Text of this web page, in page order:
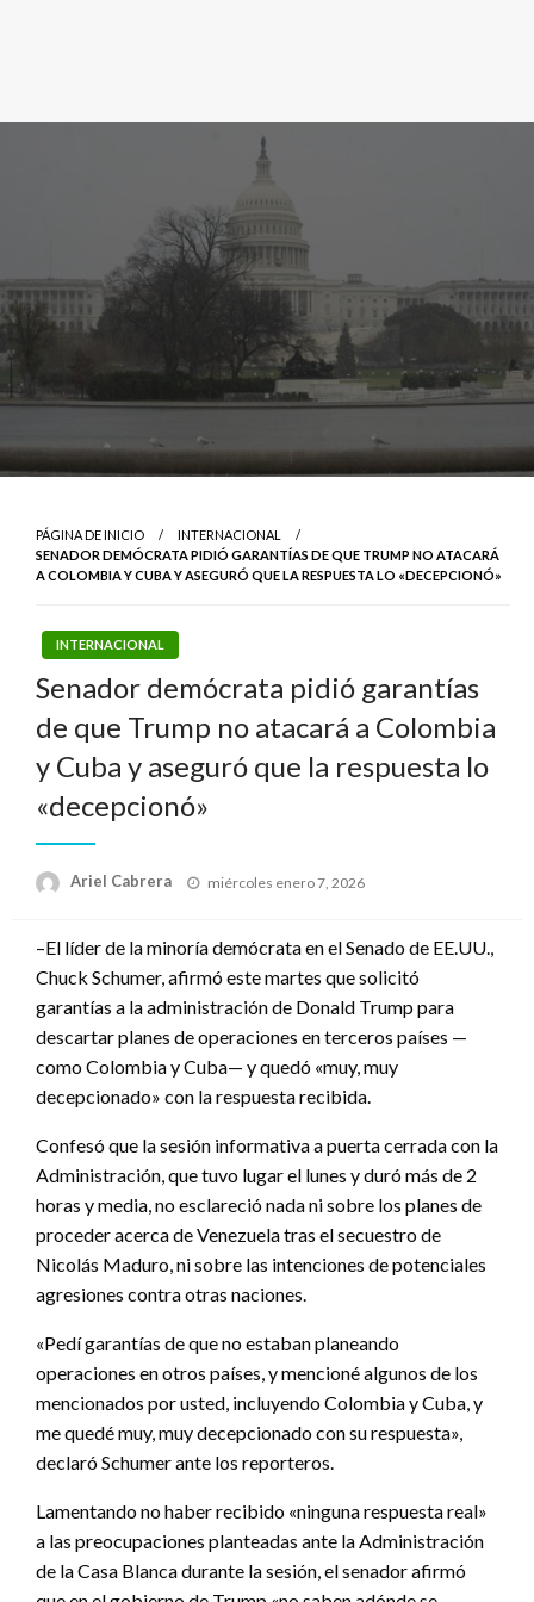
PÁGINA DE INICIO
INTERNACIONAL
SENADOR DEMÓCRATA PIDIÓ GARANTÍAS DE QUE TRUMP NO ATACARÁ
A COLOMBIA Y CUBA Y ASEGURÓ QUE LA RESPUESTA LO «DECEPCIONÓ»
INTERNACIONAL
Senador demócrata pidió garantías
de que Trump no atacará a Colombia
y Cuba y aseguró que la respuesta lo
«decepcionó»
Ariel Cabrera
Publicado
miércoles enero 7, 2026
–El líder de la minoría demócrata en el Senado de EE.UU.,
Chuck Schumer, afirmó este martes que solicitó
garantías a la administración de Donald Trump para
descartar planes de operaciones en terceros países —
como Colombia y Cuba— y quedó «muy, muy
decepcionado» con la respuesta recibida.
Confesó que la sesión informativa a puerta cerrada con la
Administración, que tuvo lugar el lunes y duró más de 2
horas y media, no esclareció nada ni sobre los planes de
proceder acerca de Venezuela tras el secuestro de
Nicolás Maduro, ni sobre las intenciones de potenciales
agresiones contra otras naciones.
«Pedí garantías de que no estaban planeando
operaciones en otros países, y mencioné algunos de los
mencionados por usted, incluyendo Colombia y Cuba, y
me quedé muy, muy decepcionado con su respuesta»,
declaró Schumer ante los reporteros.
Lamentando no haber recibido «ninguna respuesta real»
a las preocupaciones planteadas ante la Administración
de la Casa Blanca durante la sesión, el senador afirmó